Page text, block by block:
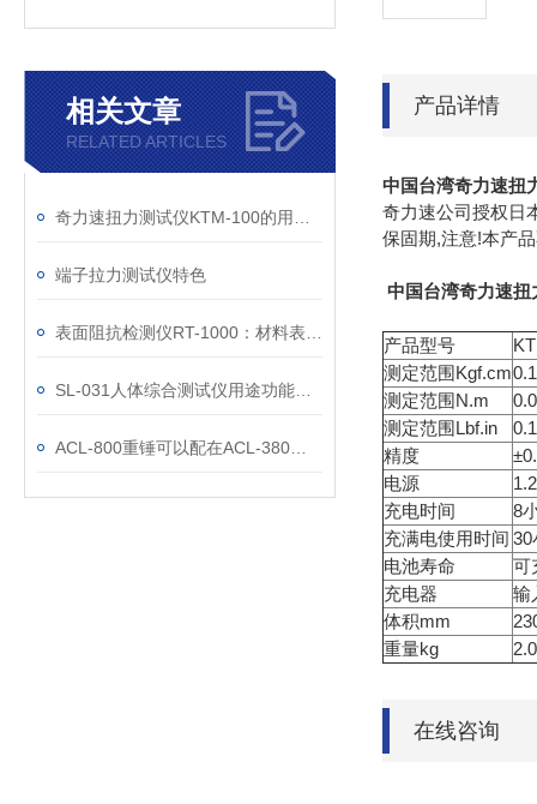
相关文章
RELATED ARTICLES
端子拉力测试仪特色
产品详情
中国台湾奇力速扭
奇力速公司授权日
保固期,注意!本产
中国台湾奇力速
产品型号
测定范围Kgf.cm
测定范围N.m
测定范围Lbf.in
精度
电源
充电时间
8
充满电使用时间 30
电池寿命
可
充电器
输
体积mm
重量kg
2.0
在线咨询